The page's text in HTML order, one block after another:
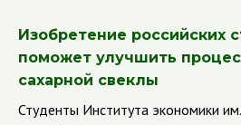
Изобретение российских
поможет улучшить
сахарной свеклы
Студенты Института экономики